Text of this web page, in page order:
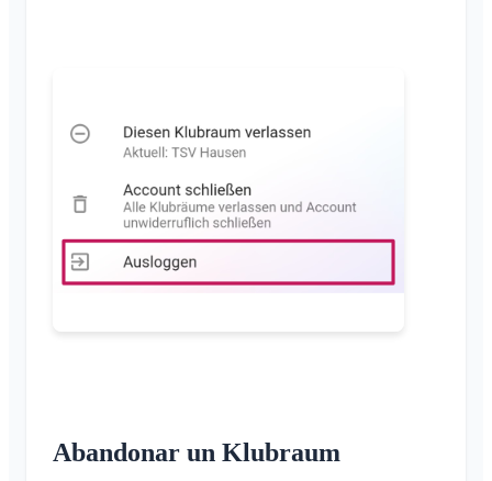
Invitar a miembros
Reenviar invitaciones
Lista de miembros
Eliminar miembros
Administrador del área
Comentarios
Abandonar un Klubraum